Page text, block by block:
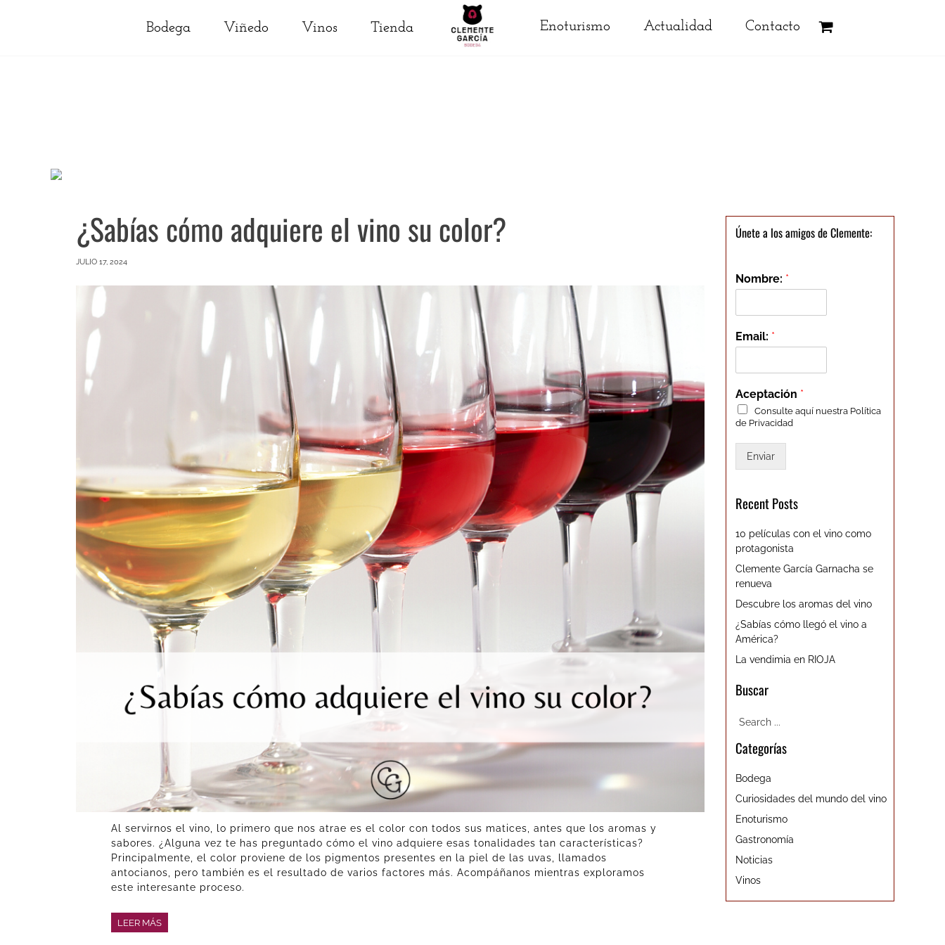
Bodega Viñedo Vinos Tienda Enoturismo Actualidad Contacto
¿Sabías cómo adquiere el vino su color?
JULIO 17, 2024
Al servirnos el vino, lo primero que nos atrae es el color con todos sus matices, antes que los aromas y
sabores. ¿Alguna vez te has preguntado cómo el vino adquiere esas tonalidades tan características?
Principalmente, el color proviene de los pigmentos presentes en la piel de las uvas, llamados
antocianos, pero también es el resultado de varios factores más. Acompáñanos mientras exploramos
este interesante proceso.
LEER MÁS
Únete a los amigos de Clemente:
Nombre: *
Email: *
Aceptación *
Consulte aquí nuestra Política
de Privacidad
Enviar
Recent Posts
10 películas con el vino como
protagonista
Clemente García Garnacha se
renueva
Descubre los aromas del vino
¿Sabías cómo llegó el vino a
América?
La vendimia en RIOJA
Buscar
Categorías
Bodega
Curiosidades del mundo del vino
Enoturismo
Gastronomía
Noticias
Vinos